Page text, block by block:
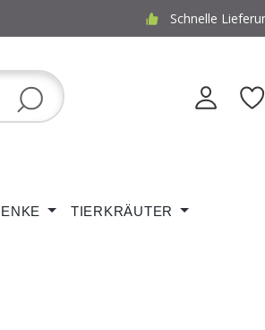
Schnelle
TIERKRÄUTER